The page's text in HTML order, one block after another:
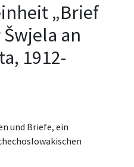
„Brief
an
1912-
und Briefe, ein